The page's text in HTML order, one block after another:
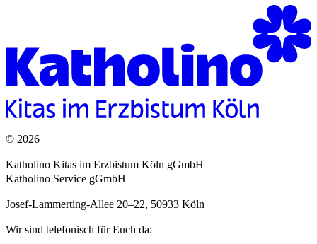
© 2026
Katholino Kitas im Erzbistum Köln gGmbH
Katholino Service gGmbH
Josef-Lammerting-Allee 20–22, 50933 Köln
Wir sind telefonisch für Euch da: